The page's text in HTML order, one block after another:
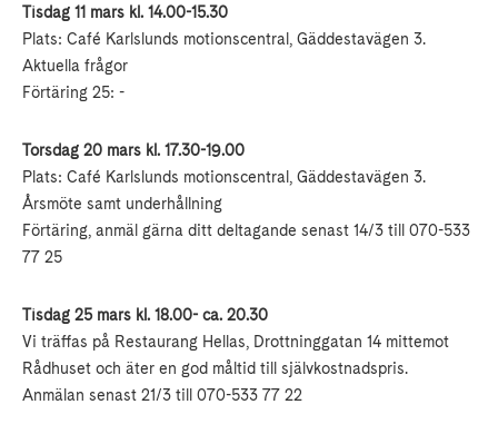
Tisdag 11 mars kl. 14.00-15.30
Plats: Café Karlslunds motionscentral, Gäddestavägen 3.
Aktuella frågor
Förtäring 25: -
Torsdag 20 mars kl. 17.30-19.00
Plats: Café Karlslunds motionscentral, Gäddestavägen 3.
Årsmöte samt underhållning
Förtäring, anmäl gärna ditt deltagande senast 14/3 till 070-533
77 25
Tisdag 25 mars kl. 18.00- ca. 20.30
Vi träffas på Restaurang Hellas, Drottninggatan 14 mittemot
Rådhuset och äter en god måltid till självkostnadspris.
Anmälan senast 21/3 till 070-533 77 22